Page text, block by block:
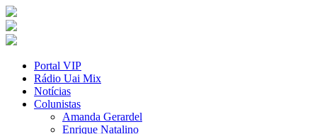
Portal VIP
Rádio Uai Mix
Notícias
Colunistas
Amanda Gerardel
Enrique Natalino